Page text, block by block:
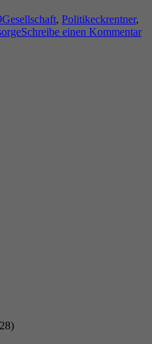
Gesellschaft, Politikeckrentner,
Schreibe einen Kommentarzu